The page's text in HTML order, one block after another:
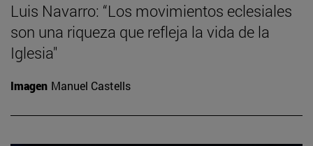
Luis Navarro: “Los movimientos eclesiales
son una riqueza que refleja la vida de la
Iglesia"
Imagen Manuel Castells